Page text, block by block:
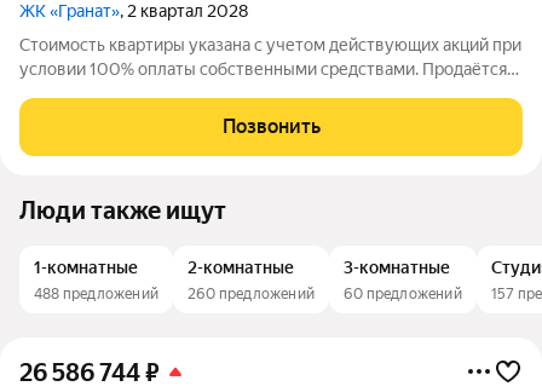
ЖК «Гранат», 2 квартал 2028
Стоимость квартиры указана с учетом действующих акций при
условии 100% оплаты собственными средствами. Продаётся
(Росстройинвест). Квартира находится в 13 этажном доме, в
Гранат - Корпус К1 на
Позвонить
Люди также ищут
1-комнатные
488 предложений
2-комнатные
260 предложений
3-комнатные
60 предложений 157
26 586 744₽